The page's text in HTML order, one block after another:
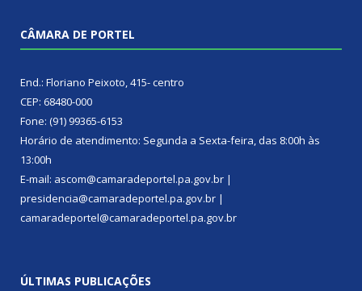
CÂMARA DE PORTEL
End.: Floriano Peixoto, 415- centro
CEP: 68480-000
Fone: (91) 99365-6153
Horário de atendimento: Segunda a Sexta-feira, das 8:00h às
13:00h
E-mail: ascom@camaradeportel.pa.gov.br |
presidencia@camaradeportel.pa.gov.br |
camaradeportel@camaradeportel.pa.gov.br
ÚLTIMAS PUBLICAÇÕES